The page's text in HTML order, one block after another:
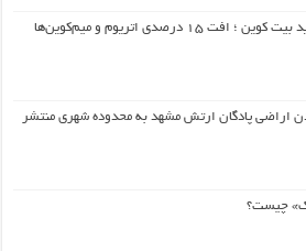
افت ۱۵ درصدی اتریوم و میم‌کوین‌ها
اراضی پادگان ارتش مشهد به محدوده شهری منتشر
چیست؟